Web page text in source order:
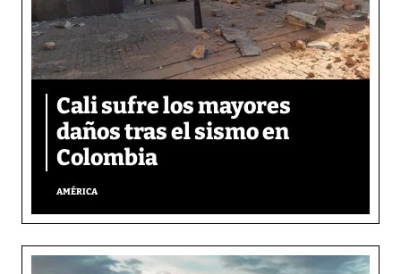
Cali sufre los mayores
daños tras el sismo en
Colombia
AMÉRICA